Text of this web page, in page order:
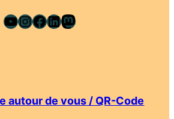
YouTube
Instagram
Facebook
LinkedIn
Mastodon
autour de vous / QR-Code